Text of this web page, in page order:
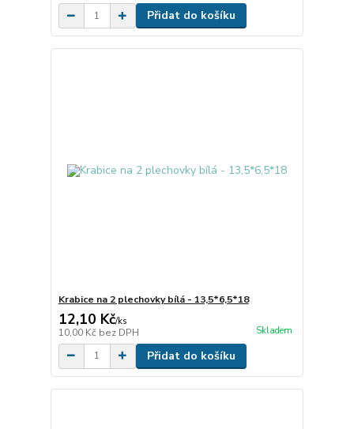
Přidat do košíku
Krabice na 2 plechovky bílá - 13,5*6,5*18
12,10 Kč/ks
10,00 Kč bez DPH Skladem
Přidat do košíku